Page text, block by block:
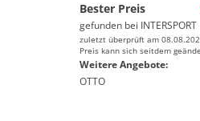
Bester Preis
gefunden bei INTERSPORT
zuletzt überprüft am
Preis kann sich seitdem
Weitere Angebote:
OTTO